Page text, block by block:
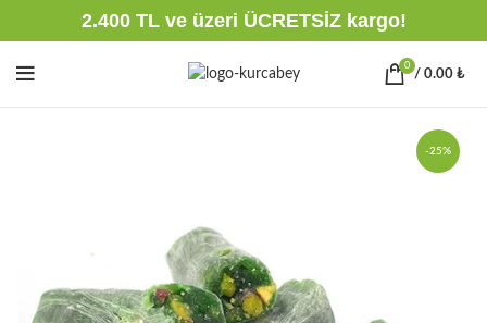
2.400 TL ve üzeri ÜCRETSİZ kargo!
0
/ 0.00 ₺
-25%